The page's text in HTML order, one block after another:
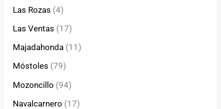
Las Rozas (4)
Las Ventas (17)
Majadahonda (11)
Móstoles (79)
Mozoncillo (94)
Navalcarnero (17)